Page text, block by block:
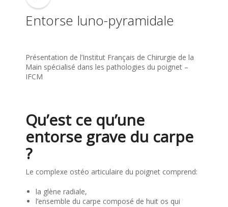
Entorse luno-pyramidale
Présentation de l’Institut Français de Chirurgie de la
Main spécialisé dans les pathologies du poignet –
IFCM
Qu’est ce qu’une
entorse grave du carpe
?
Le complexe ostéo articulaire du poignet comprend:
la glène radiale,
l’ensemble du carpe composé de huit os qui